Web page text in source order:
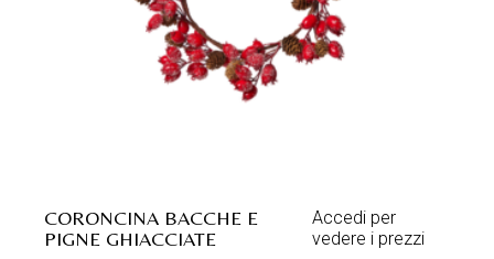
CORONCINA BACCHE E
PIGNE GHIACCIATE
Accedi per
vedere i prezzi